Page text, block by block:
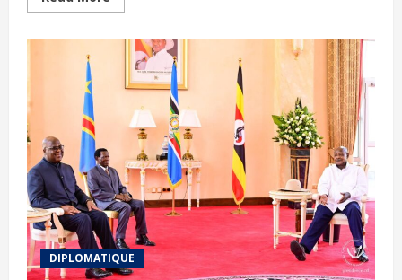
DIPLOMATIQUE